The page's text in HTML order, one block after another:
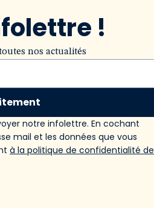
!
nos actualités
notre infolettre. En cochant
mail et les données que vous
à la politique de confidentialité de